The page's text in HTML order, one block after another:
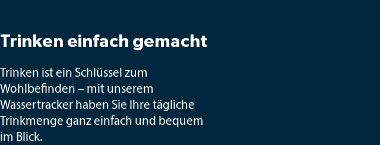
Trinken einfach gemacht
Trinken ist ein Schlüssel zum
Wohlbefinden – mit unserem
Wassertracker haben Sie Ihre tägliche
Trinkmenge ganz einfach und bequem
im Blick.